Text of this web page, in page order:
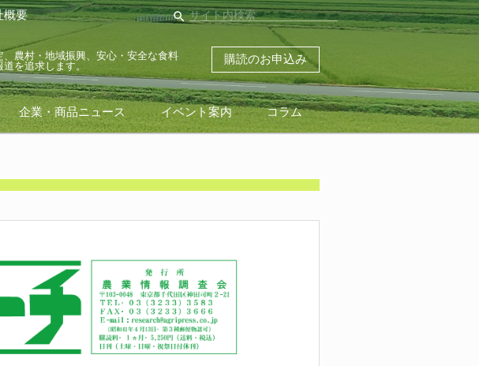
概要 search
農村・地域振興、安心・安全な食料
を追求します。
購読のお申込み
企業・商品ニュース イベント案内 コラム